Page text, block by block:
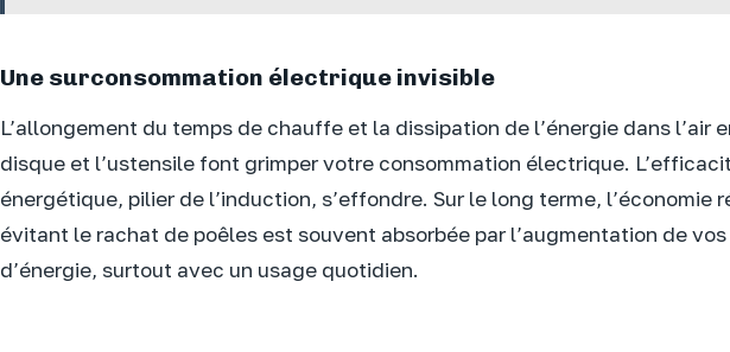
Une surconsommation électrique invisible
L’allongement du temps de chauffe et la dissipation de l’énergie dans l’air
disque et l’ustensile font grimper votre consommation électrique.
énergétique, pilier de l’induction, s’effondre. Sur le long terme, l’économie
évitant le rachat de poêles est souvent absorbée par l’augmentation de
d’énergie, surtout avec un usage quotidien.